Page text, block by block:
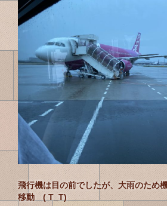
飛行機は目の前でしたが、大雨のため
移動 ( T_T)